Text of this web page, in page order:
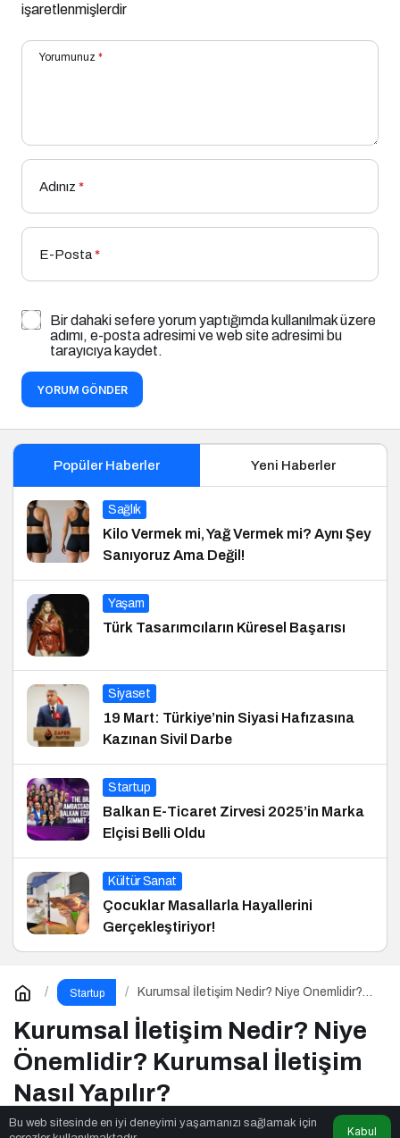
işaretlenmişlerdir
Yorumunuz *
Adınız *
E-Posta*
Bir dahaki sefere yorum yaptığımda kullanılmak üzere
adımı, e-posta adresimi ve web site adresimi bu
tarayıcıya kaydet.
YORUM GÖNDER
Popüler Haberler Yeni Haberler
Sağlık
Kilo Vermek mi, Yağ Vermek mi? Aynı Şey
Sanıyoruz Ama Değil!
Yaşam
Türk Tasarımcıların Küresel Başarısı
Siyaset
19 Mart: Türkiye’nin Siyasi Hafızasına
Kazınan Sivil Darbe
Startup
Balkan E-Ticaret Zirvesi 2025’in Marka
Elçisi Belli Oldu
Kültür Sanat
Çocuklar Masallarla Hayallerini
Gerçekleştiriyor!
Startup
Kurumsal İletişim Nedir? Niye Önemlidir?
Kurumsal İletişim Nedir? Niye
Önemlidir? Kurumsal İletişim
Nasıl Yapılır?
Bu web sitesinde en iyi deneyimi yaşamanızı sağlamak için
Kabul